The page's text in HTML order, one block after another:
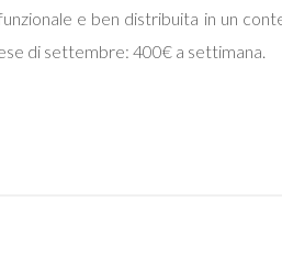
e ben distribuita in un
di settembre: 400€ a settimana.